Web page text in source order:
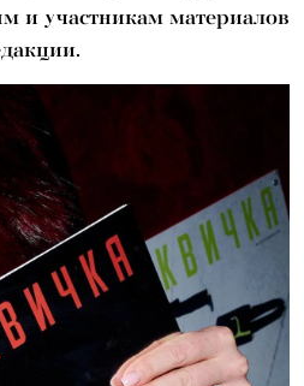
и участникам материалов